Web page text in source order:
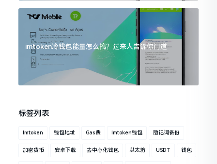
imtoken冷钱包能量怎么搞？过来人告诉你门道
标签列表
Imtoken 钱包地址 Gas费 Imtoken钱包 助记词备份
加密货币 安卓下载 去中心化钱包 以太坊 USDT 钱包